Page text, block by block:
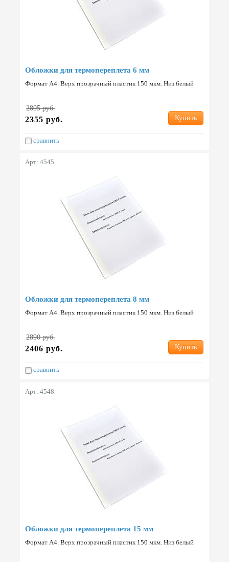
Обложки для термопереплета 6 мм
Формат А4. Верх прозрачный пластик 150 мкм. Низ белый
2805 руб.
2355 руб. Купить
сравнить
Арт: 4545
Обложки для термопереплета 8 мм
Формат А4. Верх прозрачный пластик 150 мкм. Низ белый
2890 руб.
2406 руб. Купить
сравнить
Арт: 4548
Обложки для термопереплета 15 мм
Формат А4. Верх прозрачный пластик 150 мкм. Низ белый